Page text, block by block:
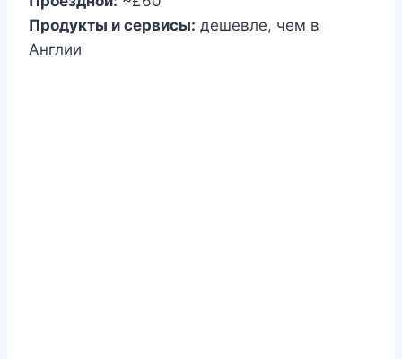
Продукты и сервисы: дешевле, чем в
Англии